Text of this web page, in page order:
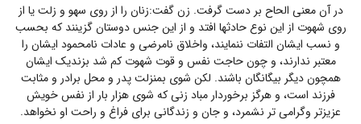
در آن معنی الحاح بر دست گرفت. زن گفت:زنان را از روی سهو و زلت یا از
روی شهوت از این نوع حادثها افتد و از این جنس دوستان گزینند که بحسب
و نسب ایشان التفات ننمایند، واخلاق نامرضی و عادات نامحمود ایشان را
معتبر ندارند، و چون حاجت نفس و قوت شهوت کم شد بزندیک ایشان
همچون دیگر بیگانگان باشند. لکن شوی بمنزلت پدر و محل برادر و مثابت
فرزند است، و هرگز برخوردار مباد زنی که شوی هزار بار از نفس خویش
عزیزتر وگرامی تر نشمرد، و جان و زندگانی برای فراغ و راحت او نخواهد.